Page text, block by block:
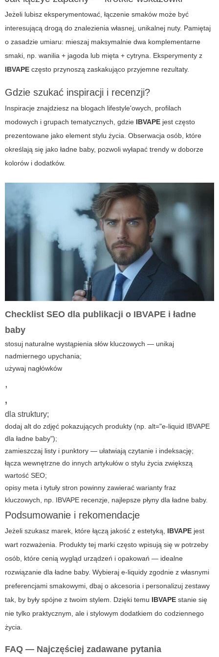
Jeżeli lubisz eksperymentować, łączenie smaków może być
interesującą drogą do znalezienia własnej, unikalnej nuty. Pamiętaj
o zasadzie umiaru: mieszaj maksymalnie dwa komplementarne
smaki, np. wanilia + jagoda lub mięta + cytryna. Eksperymenty z
IBVAPE często przynoszą zaskakująco przyjemne rezultaty.
Gdzie szukać inspiracji i recenzji?
Inspiracje znajdziesz na blogach lifestyle'owych, profilach
modowych i grupach tematycznych, gdzie IBVAPE jest często
prezentowane jako element stylu życia. Obserwacja osób, które
określają się jako ładne baby, pozwoli wyłapać trendy w doborze
kolorów i dodatków.
Checklist SEO dla publikacji o IBVAPE i ładne
baby
stosuj naturalne wystąpienia słów kluczowych — unikaj
nadmiernego upychania;
używaj nagłówków
,
,
dla struktury;
dodaj alt do zdjęć pokazujących produkty (np. alt="e-liquid IBVAPE
dla ładne baby");
zamieszczaj listy i punktory — ułatwiają czytanie i indeksację;
łącza wewnętrzne do innych artykułów o stylu życia zwiększą
wartość SEO;
opisy meta i tytuły stron powinny zawierać warianty fraz
kluczowych, np. IBVAPE recenzje, najlepsze płyny dla ładne baby.
Podsumowanie i rekomendacje
Jeżeli szukasz marek, które łączą jakość z estetyką, IBVAPE jest
wart rozważenia. Produkty tej marki często wpisują się w potrzeby
osób, które cenią wygląd urządzeń i opakowań — idealne
rozwiązanie dla ładne baby. Wybieraj e-liquidy zgodnie z własnymi
preferencjami smakowymi, dbaj o akcesoria i personalizuj zestawy
tak, by były spójne z twoim stylem. Dzięki temu IBVAPE stanie się
nie tylko praktycznym, ale i stylowym dodatkiem do codziennego
życia.
FAQ — Najczęściej zadawane pytania